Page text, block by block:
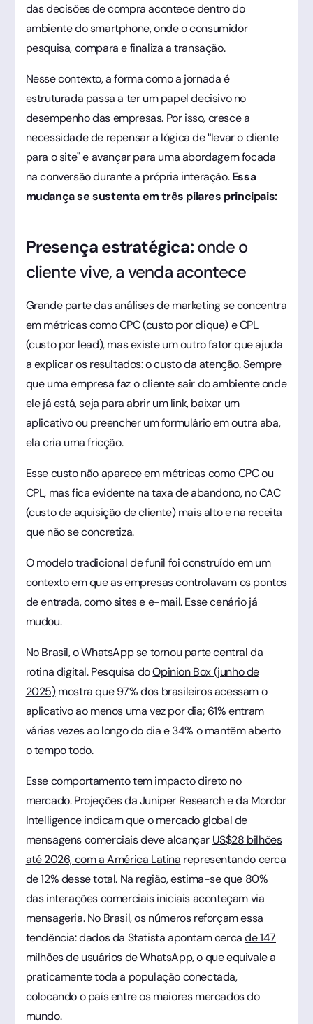
das decisões de compra acontece dentro do
ambiente do smartphone, onde o consumidor
pesquisa, compara e finaliza a transação.
Nesse contexto, a forma como a jornada é
estruturada passa a ter um papel decisivo no
desempenho das empresas. Por isso, cresce a
necessidade de repensar a lógica de “levar o cliente
para o site” e avançar para uma abordagem focada
na conversão durante a própria interação.Essa
mudança se sustenta em três pilares principais:
Presença estratégica:onde o
cliente vive, a venda acontece
Grande parte das análises de marketing se concentra
em métricas como CPC (custo por clique) e CPL
(custo por lead), mas existe um outro fator que ajuda
a explicar os resultados: o custo da atenção. Sempre
que uma empresa faz o cliente sair do ambiente onde
ele já está, seja para abrir um link, baixar um
aplicativo ou preencher um formulário em outra aba,
ela cria uma fricção.
Esse custo não aparece em métricas como CPC ou
CPL, mas fica evidente na taxa de abandono, no CAC
(custo de aquisição de cliente) mais alto e na receita
que não se concretiza.
O modelo tradicional de funil foi construído em um
contexto em que as empresas controlavam os pontos
de entrada, como sites e e-mail. Esse cenário já
mudou.
No Brasil, o WhatsApp se tornou parte central da
rotina digital. Pesquisa doOpinion Box (junho de
2025)mostra que 97% dos brasileiros acessam o
aplicativo ao menos uma vez por dia; 61% entram
várias vezes ao longo do dia e 34% o mantêm aberto
o tempo todo.
Esse comportamento tem impacto direto no
mercado. Projeções da Juniper Research e da Mordor
Intelligence indicam que o mercado global de
mensagens comerciais deve alcançar US$28 bilhões
até 2026, com a América Latina representando cerca
de 12% desse total. Na região, estima-se que 80%
das interações comerciais iniciais aconteçam via
mensageria. No Brasil, os números reforçam essa
tendência: dados da Statista apontam cercade 147
milhões de usuários de WhatsApp,o que equivale a
praticamente toda a população conectada,
colocando o país entre os maiores mercados do
mundo.